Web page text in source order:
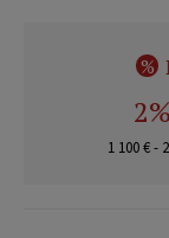
%
2%
1 100 € -